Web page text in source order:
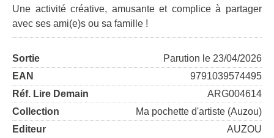
Une activité créative, amusante et complice à partager
avec ses ami(e)s ou sa famille !
Sortie
Parution le 23/04/2026
EAN
9791039574495
Réf. Lire Demain
ARG004614
Collection
Ma pochette d'artiste (Auzou)
Editeur
AUZOU